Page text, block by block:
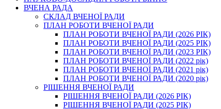
ВЧЕНА РАДА
СКЛАД ВЧЕНОЇ РАДИ
ПЛАН РОБОТИ ВЧЕНОЇ РАДИ
ПЛАН РОБОТИ ВЧЕНОЇ РАДИ (2026 РІК)
ПЛАН РОБОТИ ВЧЕНОЇ РАДИ (2025 РІК)
ПЛАН РОБОТИ ВЧЕНОЇ РАДИ (2023 РІК)
ПЛАН РОБОТИ ВЧЕНОЇ РАДИ (2022 рік)
ПЛАН РОБОТИ ВЧЕНОЇ РАДИ (2021 рік)
ПЛАН РОБОТИ ВЧЕНОЇ РАДИ (2020 рік)
РІШЕННЯ ВЧЕНОЇ РАДИ
РІШЕННЯ ВЧЕНОЇ РАДИ (2026 РІК)
РІШЕННЯ ВЧЕНОЇ РАДИ (2025 РІК)